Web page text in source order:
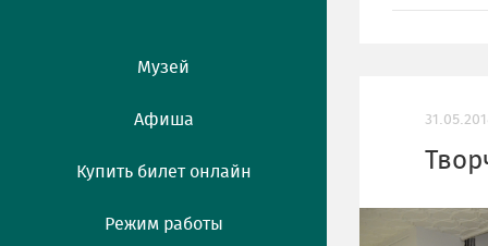
Музей
Афиша
Купить билет онлайн
Режим работы